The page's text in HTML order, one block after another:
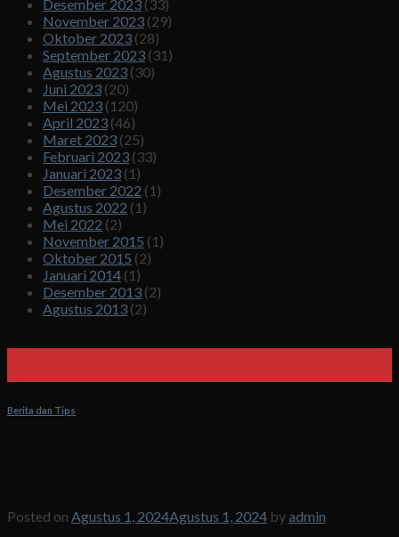
Desember 2023 (33)
November 2023 (29)
Oktober 2023 (28)
September 2023 (31)
Agustus 2023 (30)
Juni 2023 (20)
Mei 2023 (120)
April 2023 (46)
Maret 2023 (25)
Februari 2023 (33)
Januari 2023 (1)
Desember 2022 (1)
Agustus 2022 (1)
Mei 2022 (2)
November 2015 (1)
Oktober 2015 (2)
Januari 2014 (1)
Desember 2013 (2)
Agustus 2013 (2)
Berita dan Tips
Posted on Agustus 1, 2024Agustus 1, 2024 byadmin